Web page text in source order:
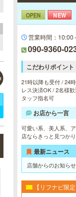
OPEN NEW
営業時間：10:00
090-9360-
こだわりポイント
21時以降も受付 / 24
レス決済OK / 2名様
タッフ指名可
お店から一言
可愛い系、美人系、
店ならきっと見つか
最新ニュース
店舗からのお知らせ
【リフナビ限